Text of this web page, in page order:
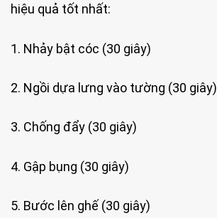
hiệu quả tốt nhất:
1. Nhảy bật cóc (30 giây)
2. Ngồi dựa lưng vào tường (30 giây)
3. Chống đẩy (30 giây)
4. Gập bụng (30 giây)
5. Bước lên ghế (30 giây)